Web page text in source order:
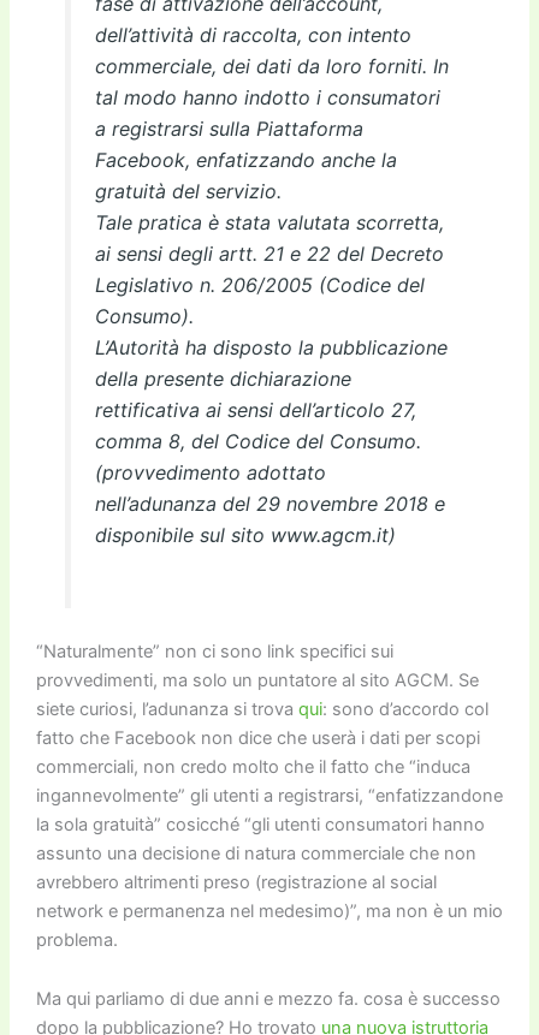
dell’attività di raccolta, con intento
commerciale, dei dati da loro forniti. In
tal modo hanno indotto i consumatori
a registrarsi sulla Piattaforma
Facebook, enfatizzando anche la
gratuità del servizio.
Tale pratica è stata valutata scorretta,
ai sensi degli artt. 21 e 22 del Decreto
Legislativo n. 206/2005 (Codice del
Consumo).
L’Autorità ha disposto la pubblicazione
della presente dichiarazione
rettificativa ai sensi dell’articolo 27,
comma 8, del Codice del Consumo.
(provvedimento adottato
nell’adunanza del 29 novembre 2018 e
disponibile sul sito www.agcm.it)
“Naturalmente” non ci sono link specifici sui
provvedimenti, ma solo un puntatore al sito AGCM. Se
siete curiosi, l’adunanza si trova qui: sono d’accordo col
fatto che Facebook non dice che userà i dati per scopi
commerciali, non credo molto che il fatto che “induca
ingannevolmente” gli utenti a registrarsi, “enfatizzandone
la sola gratuità” cosicché “gli utenti consumatori hanno
assunto una decisione di natura commerciale che non
avrebbero altrimenti preso (registrazione al social
network e permanenza nel medesimo)”, ma non è un mio
problema.
Ma qui parliamo di due anni e mezzo fa. cosa è successo
dopo la pubblicazione? Ho trovato una nuova istruttoria